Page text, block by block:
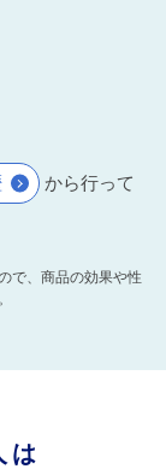
から行って
で、商品の効果や性
は